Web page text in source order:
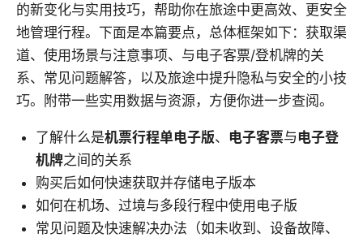
的新变化与实用技巧，帮助你在旅途中更高效、更安全
地管理行程。下面是本篇要点，总体框架如下：获取渠
道、使用场景与注意事项、与电子客票/登机牌的关
系、常见问题解答，以及旅途中提升隐私与安全的小技
巧。附带一些实用数据与资源，方便你进一步查阅。
了解什么是机票行程单电子版、 电子客票与电子登
机牌之间的关系
购买后如何快速获取并存储电子版本
如何在机场、过境与多段行程中使用电子版
常见问题及快速解决办法（如未收到、设备故障、